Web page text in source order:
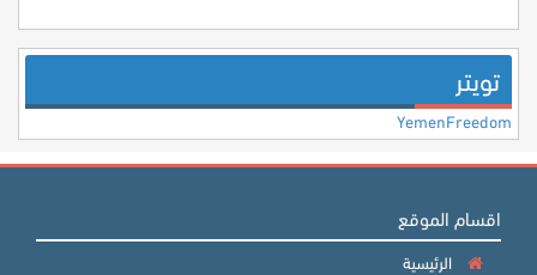
تويتر
YemenFreedom
اقسام الموقع
الرئيسية